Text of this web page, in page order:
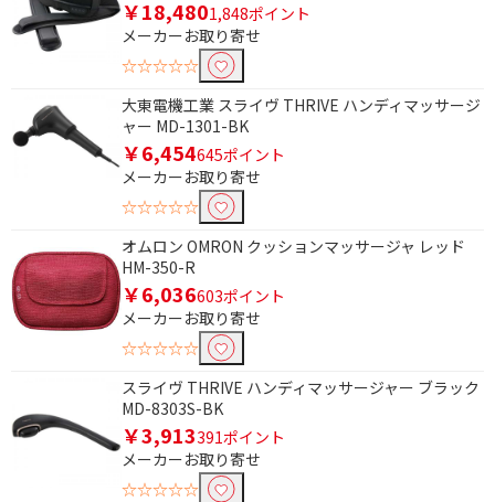
￥18,4801,848ポイント
メーカーお取り寄せ
☆☆☆☆☆
大東電機工業 スライヴ THRIVE ハンディマッサージ
ャー MD-1301-BK
￥6,454645ポイント
メーカーお取り寄せ
☆☆☆☆☆
オムロン OMRON クッションマッサージャ レッド
HM-350-R
￥6,036603ポイント
メーカーお取り寄せ
☆☆☆☆☆
スライヴ THRIVE ハンディマッサージャー ブラック
MD-8303S-BK
￥3,913391ポイント
メーカーお取り寄せ
☆☆☆☆☆
円
電源で絞り込む
AC電源
タイプで絞り込む
据え置き型
エア型
種類で絞り込む
ヘッドスパ
ハンディマッサージャ
ー